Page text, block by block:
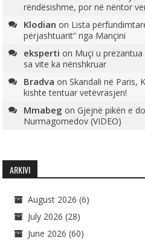
rëndësishme, por në nëntor
Klodian on Lista
përjashtuarit” nga Mançini
eksperti on Muçi u
sa vite ka nënshkruar
Bradva onSkandali në Paris,
kishte tentuar vetëvrasjen!
Mmabeg onGjejnë pikën e
Nurmagomedov (VIDEO)
ARKIVI
August 2026 (6)
July 2026 (28)
June 2026 (60)